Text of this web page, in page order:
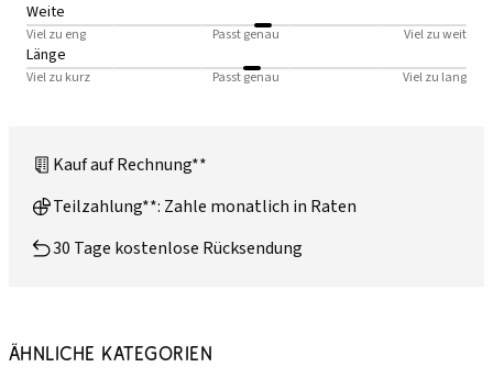
Weite
Viel zu eng Passt genau Viel zu weit
Länge
Viel zu kurz Passt genau Viel zu lang
Kauf auf Rechnung**
Teilzahlung**: Zahle monatlich in Raten
30 Tage kostenlose Rücksendung
Ähnliche Kategorien